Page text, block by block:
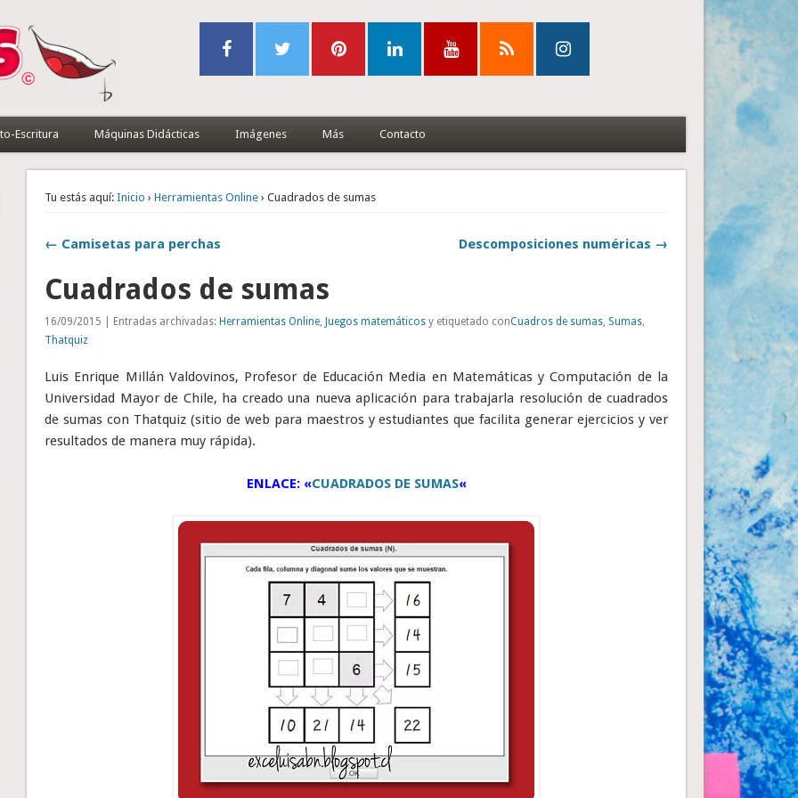
Escritura Máquinas Didácticas Imágenes Más Contacto
Tu estás aquí: Inicio ›Herramientas Online › Cuadrados de sumas
← Camisetas para perchas Descomposiciones numéricas →
Cuadrados de sumas
16/09/2015 | Entradas archivadas:Herramientas Online,Juegos matemáticos y etiquetado conCuadros de sumas, Sumas,
Thatquiz
Luis Enrique Millán Valdovinos, Profesor de Educación Media en Matemáticas y Computación de la
Universidad Mayor de Chile, ha creado una nueva aplicación para trabajarla resolución de cuadrados
de sumas con Thatquiz (sitio de web para maestros y estudiantes que facilita generar ejercicios y ver
resultados de manera muy rápida).
ENLACE: «CUADRADOS DE SUMAS«